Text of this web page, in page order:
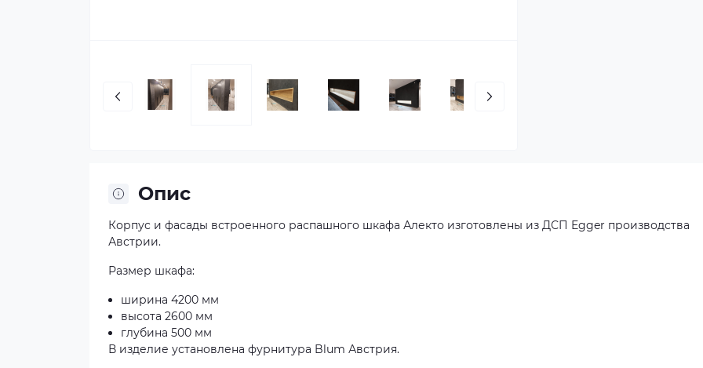
Опис
Корпус и фасады встроенного распашного шкафа Алекто изготовлены из ДСП Egger производства
Австрии.
Размер шкафа:
ширина 4200 мм
высота 2600 мм
глубина 500 мм
В изделие установлена фурнитура Blum Австрия.